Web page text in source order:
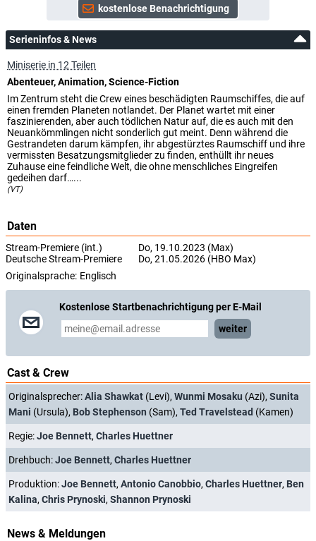
Serieninfos & News
Miniserie in 12 Teilen
Abenteuer, Animation, Science-Fiction
Im Zentrum steht die Crew eines beschädigten Raumschiffes, die auf
einen fremden Planeten notlandet. Der Planet wartet mit einer
faszinierenden, aber auch tödlichen Natur auf, die es auch mit den
Neuankömmlingen nicht sonderlich gut meint. Denn während die
Gestrandeten darum kämpfen, ihr abgestürztes Raumschiff und ihre
vermissten Besatzungsmitglieder zu finden, enthüllt ihr neues
Zuhause eine feindliche Welt, die ohne menschliches Eingreifen
gedeihen darf…...
(VT)
Daten
Stream-Premiere (int.)
Do, 19.10.2023 (Max)
Deutsche Stream-Premiere
Do, 21.05.2026 (HBO Max)
Originalsprache: Englisch
Kostenlose Startbenachrichtigung per E-Mail
weiter
Cast & Crew
Originalsprecher:Alia Shawkat (Levi), Wunmi Mosaku (Azi), Sunita
Mani (Ursula), Bob Stephenson (Sam), Ted Travelstead (Kamen)
Regie:Joe Bennett, Charles Huettner
Drehbuch:Joe Bennett, Charles Huettner
Produktion:Joe Bennett, Antonio Canobbio, Charles Huettner, Ben
Kalina, Chris Prynoski, Shannon Prynoski
News & Meldungen